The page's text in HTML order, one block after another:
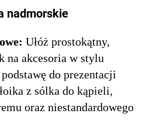
nadmorskie
Ułóż prostokątny,
na akcesoria w stylu
do prezentacji
z sólka do kąpieli,
oraz niestandardowego